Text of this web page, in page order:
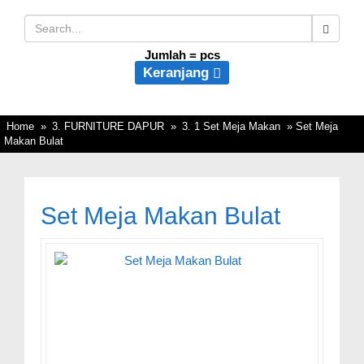
Jumlah = pcs
Keranjang
Home » 3. FURNITURE DAPUR » 3. 1 Set Meja Makan » Set Meja
Makan Bulat
Set Meja Makan Bulat